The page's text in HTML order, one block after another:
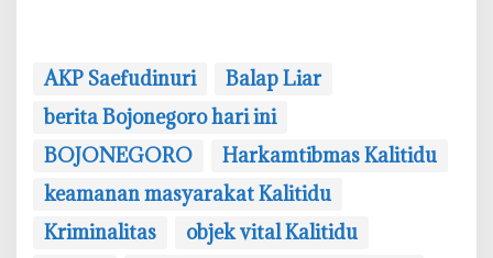
AKP Saefudinuri
Balap Liar
berita Bojonegoro hari ini
BOJONEGORO
Harkamtibmas Kalitidu
keamanan masyarakat Kalitidu
Kriminalitas
objek vital Kalitidu